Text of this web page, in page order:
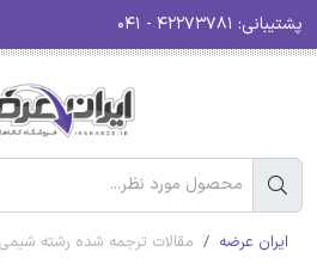
پشتیبانی:
ایران عرضه مقالات ترجمه شده رشته